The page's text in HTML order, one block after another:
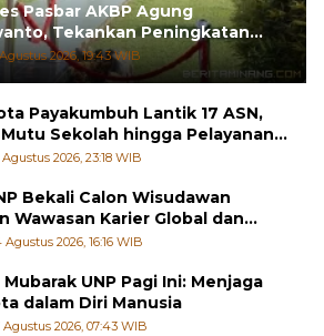
Pasbar AKBP Agung
Tekankan Peningkatan
dan Sinergi dengan
2026, 19:43 WIB
Payakumbuh Lantik 17 ASN,
Sekolah hingga Pelayanan
2026, 23:18 WIB
Bekali Calon Wisudawan
Wawasan Karier Global dan
Kreatif
Agustus 2026, 16:16 WIB
UNP Pagi Ini: Menjaga
dalam Diri Manusia
2026, 07:43 WIB